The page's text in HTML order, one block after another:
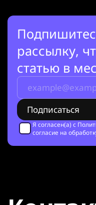
рассылку,
статью в
Я согласен(а) с
согласие на